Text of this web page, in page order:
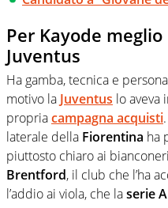
Per Kayode
Juventus
Ha gamba, tecnica e
motivo la Juventus lo aveva
propriacampagna acquisti
laterale della Fiorentina ha
piuttosto chiaro ai
Brentford, il club che l’ha
l’addio ai viola, che laserie A